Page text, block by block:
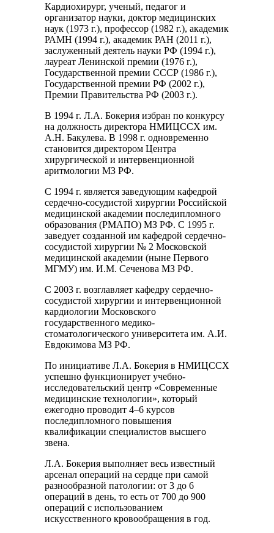
Кардиохирург, ученый, педагог и
организатор науки, доктор медицинских
наук (1973 г.), профессор (1982 г.), академик
РАМН (1994 г.), академик РАН (2011 г.),
заслуженный деятель науки РФ (1994 г.),
лауреат Ленинской премии (1976 г.),
Государственной премии СССР (1986 г.),
Государственной премии РФ (2002 г.),
Премии Правительства РФ (2003 г.).
В 1994 г. Л.А. Бокерия избран по конкурсу
на должность директора НМИЦССХ им.
А.Н. Бакулева. В 1998 г. одновременно
становится директором Центра
хирургической и интервенционной
аритмологии МЗ РФ.
С 1994 г. является заведующим кафедрой
сердечно-сосудистой хирургии Российской
медицинской академии последипломного
образования (РМАПО) МЗ РФ. С 1995 г.
заведует созданной им кафедрой сердечно-
сосудистой хирургии № 2 Московской
медицинской академии (ныне Первого
МГМУ) им. И.М. Сеченова МЗ РФ.
С 2003 г. возглавляет кафедру сердечно-
сосудистой хирургии и интервенционной
кардиологии Московского
государственного медико-
стоматологического университета им. А.И.
Евдокимова МЗ РФ.
По инициативе Л.А. Бокерия в НМИЦССХ
успешно функционирует учебно-
исследовательский центр «Современные
медицинские технологии», который
ежегодно проводит 4–6 курсов
последипломного повышения
квалификации специалистов высшего
звена.
Л.А. Бокерия выполняет весь известный
арсенал операций на сердце при самой
разнообразной патологии: от 3 до 6
операций в день, то есть от 700 до 900
операций с использованием
искусственного кровообращения в год.